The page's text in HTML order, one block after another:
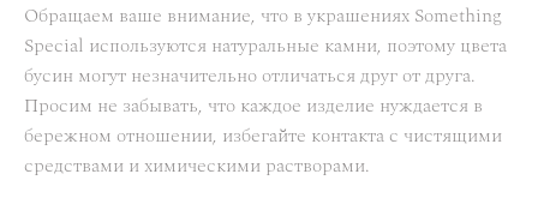
Обращаем ваше внимание, что в украшениях Something
Special используются натуральные камни, поэтому цвета
бусин могут незначительно отличаться друг от друга.
Просим не забывать, что каждое изделие нуждается в
бережном отношении, избегайте контакта с чистящими
средствами и химическими растворами.